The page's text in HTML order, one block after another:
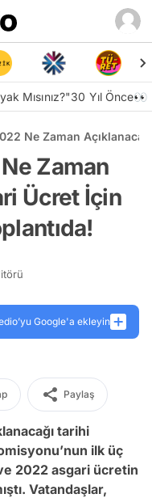
Mısınız?"30 Yıl Önce👀
Ne Zaman
Zaman
Ücret İçin
Google'a ekleyin
Paylaş
tarihi
ilk üç
2022 asgari ücretin
Vatandaşlar,